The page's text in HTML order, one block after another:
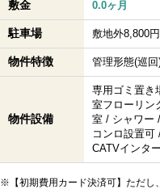
敷金 0.0ヶ月
駐車場 敷地外8,800
物件特徴 管理形態(巡
物件設備
専用ゴミ置き
室フローリン
室 / シャワー
コンロ設置
CATVインタ
※【初期費用カード決済可】ただし